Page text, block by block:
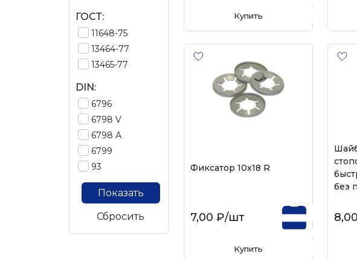
ГОСТ:
11648-75
13464-77
13465-77
DIN:
6796
6798 V
6798 А
6799
93
Показать
Сбросить
Купить
Фиксатор 10х18 R
7,00 ₽/шт
Купить
без